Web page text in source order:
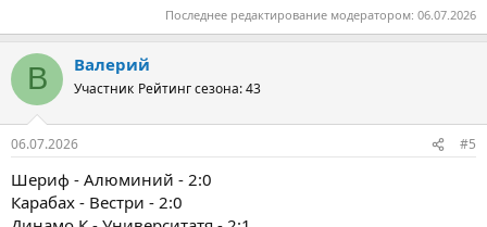
Последнее редактирование модератором: 06.07.2026
В Валерий
Участник Рейтинг сезона: 43
06.07.2026 #5
Шериф - Алюминий - 2:0
Карабах - Вестри - 2:0